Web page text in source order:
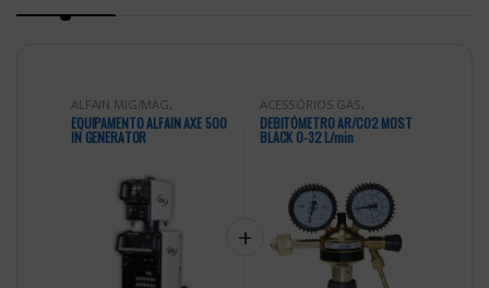
ALFAIN MIG/MAG,
Equipamentos Soldadura,
MIG MAG SINÉRGICAS
EQUIPAMENTO ALFAIN AXE 500
IN GENERATOR
ACESSÓRIOS GÁS,
Acessórios Soldadura,
Debitometros
DEBITÓMETRO AR/CO2 MOST
BLACK 0-32 L/min